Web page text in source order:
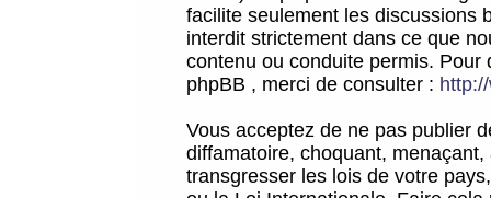
facilite seulement les discussions
interdit strictement dans ce que
contenu ou conduite permis.
phpBB , merci de consulter :
Vous acceptez de ne pas publier
diffamatoire, choquant,
transgresser les lois de votre